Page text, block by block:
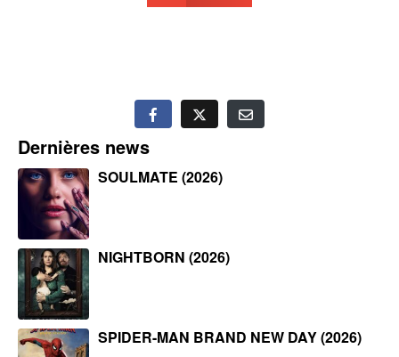
Dernières news
SOULMATE (2026)
NIGHTBORN (2026)
SPIDER-MAN BRAND NEW DAY (2026)